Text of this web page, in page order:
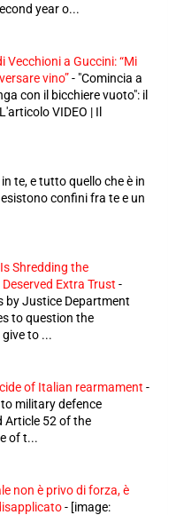
year o...
Vecchioni a Guccini: “Mi
vino”- "Comincia a
con il bicchiere vuoto": il
VIDEO | Il
te, e tutto quello che è in
confini fra te e un
Shredding the
Extra Trust -
by Justice Department
to question the
to ...
of Italian rearmament -
military defence
Article 52 of the
of t...
non è privo di forza, è
- [image: